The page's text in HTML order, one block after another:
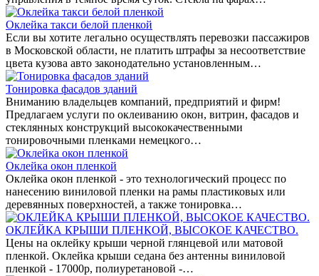
Оклейка такси белой пленкой
Если вы хотите легально осуществлять перевозки пассажиров
в Московской области, не платить штрафы за несоответствие
цвета кузова авто законодательно установленным…
Тонировка фасадов зданий
Вниманию владельцев компаний, предприятий и фирм!
Предлагаем услуги по оклеиванию окон, витрин, фасадов и
стеклянных конструкций высококачественными
тонировочными пленками немецкого…
Оклейка окон пленкой
Оклейка окон пленкой - это технологический процесс по
нанесению виниловой пленки на рамы пластиковых или
деревянных поверхностей, а также тонировка…
ОКЛЕЙКА КРЫШИ ПЛЕНКОЙ, ВЫСОКОЕ КАЧЕСТВО.
Цены на оклейку крыши черной глянцевой или матовой
пленкой. Оклейка крыши седана без антенны виниловой
пленкой - 17000р, полиуретановой -…